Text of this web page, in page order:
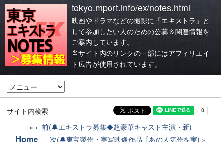
tokyo.mport.info/ex/notes.html
映画やドラマなどの撮影に「エキストラ」と
して参加したい人のための公募＆関連情報を
ご案内しています。
当サイト内のリンクの一部にはアフィリエイ
ト広告が使用されています。
サイト内検索
←前(🔔エキストラ募集◆超豪華キャスト主演・新)
Home 次(🔔東宝製作・実写映像作品【あの人気作を実)